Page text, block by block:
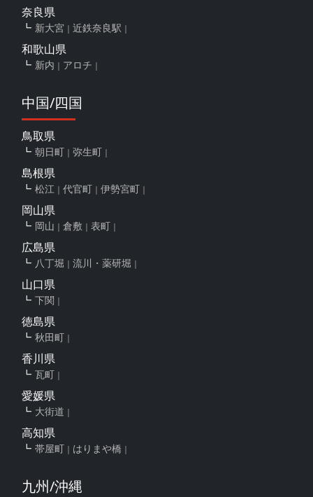
奈良県
新大宮 近鉄奈良駅
和歌山県
新内 アロチ
中国/四国
鳥取県
朝日町 弥生町
島根県
松江 代官町 伊勢宮町
岡山県
岡山 倉敷 表町
広島県
八丁堀 流川・薬研堀
山口県
下関
徳島県
秋田町
香川県
瓦町
愛媛県
大街道
高知県
帯屋町 はりまや橋
九州/沖縄